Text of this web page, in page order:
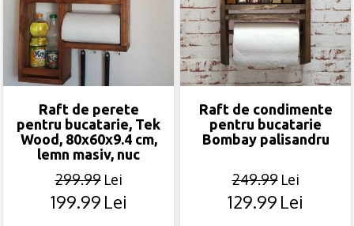
Raft de perete
pentru bucatarie, Tek
Wood, 80x60x9.4 cm,
lemn masiv, nuc
299.99 Lei
Original
199.99 Lei
Current
Raft de condimente
pentru bucatarie
Bombay palisandru
249.99 Lei
Original
129.99 Lei
Current